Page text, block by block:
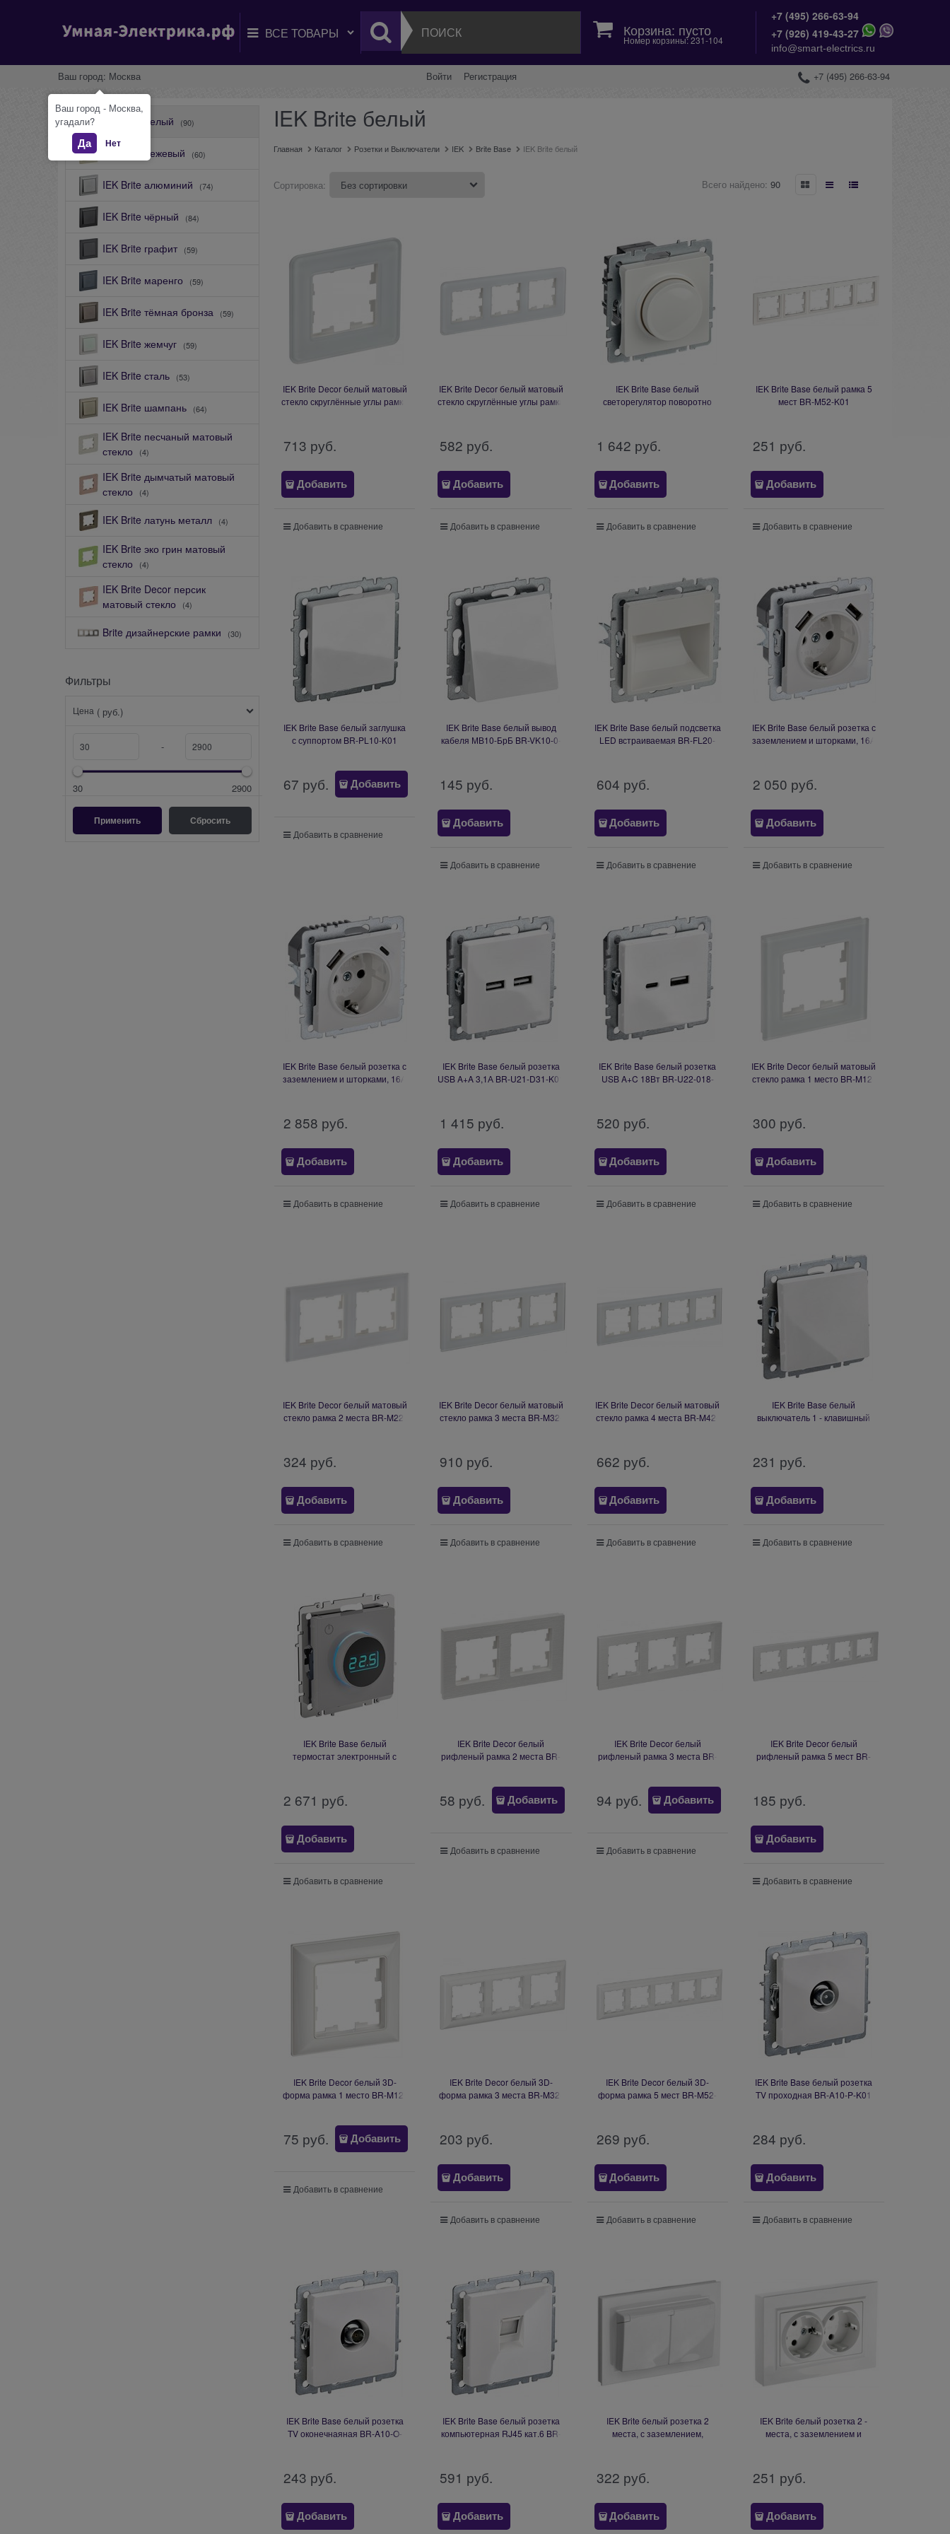
Корзина: пусто
Номер корзины: 231-104
+7 (495) 266-63-94
+7 (926) 419-43-27
info@smart-electrics.ru
Ваш город: Москва Войти Регистрация +7 (495) 266-63-94
IEK Brite белый (90)
IEK Brite бежевый (60)
IEK Brite алюминий (74)
IEK Brite чёрный (84)
IEK Brite графит (59)
IEK Brite маренго (59)
IEK Brite тёмная бронза (59)
IEK Brite жемчуг (59)
IEK Brite сталь (53)
IEK Brite шампань (64)
IEK Brite песчаный матовый
стекло
(4)
IEK Brite дымчатый матовый
стекло
(4)
IEK Brite латунь металл (4)
IEK Brite эко грин матовый
стекло
(4)
IEK Brite Decor персик
матовый стекло
(4)
Brite дизайнерские рамки (30)
Фильтры
Цена ( руб.)
-
30 2900
IEK Brite белый
Главная Каталог Розетки и Выключатели IEK Brite Base IEK Brite белый
Сортировка: Всего найдено: 90
IEK Brite Decor белый матовый
стекло скруглённые углы рамка
713 руб.
Добавить
Добавить в сравнение
IEK Brite Decor белый матовый
стекло скруглённые углы рамка
582 руб.
Добавить
Добавить в сравнение
IEK Brite Base белый
светорегулятор поворотно
1 642 руб.
Добавить
Добавить в сравнение
IEK Brite Base белый рамка 5
мест BR-M52-K01
251 руб.
Добавить
Добавить в сравнение
IEK Brite Base белый заглушка
с суппортом BR-PL10-K01
67 руб. Добавить
Добавить в сравнение
IEK Brite Base белый вывод
кабеля МВ10-БрБ BR-VK10-0-
145 руб.
Добавить
Добавить в сравнение
IEK Brite Base белый подсветка
LED встраиваемая BR-FL20-
604 руб.
Добавить
Добавить в сравнение
IEK Brite Base белый розетка с
заземлением и шторками, 16А
2 050 руб.
Добавить
Добавить в сравнение
IEK Brite Base белый розетка с
заземлением и шторками, 16А
2 858 руб.
Добавить
Добавить в сравнение
IEK Brite Base белый розетка
USB A+A 3,1А BR-U21-D31-K01
1 415 руб.
Добавить
Добавить в сравнение
IEK Brite Base белый розетка
USB A+C 18Вт BR-U22-018-
520 руб.
Добавить
Добавить в сравнение
IEK Brite Decor белый матовый
стекло рамка 1 место BR-M12-
300 руб.
Добавить
Добавить в сравнение
IEK Brite Decor белый матовый
стекло рамка 2 места BR-M22-
324 руб.
Добавить
Добавить в сравнение
IEK Brite Decor белый матовый
стекло рамка 3 места BR-M32-
910 руб.
Добавить
Добавить в сравнение
IEK Brite Decor белый матовый
стекло рамка 4 места BR-M42-
662 руб.
Добавить
Добавить в сравнение
IEK Brite Base белый
выключатель 1 - клавишный
231 руб.
Добавить
Добавить в сравнение
IEK Brite Base белый
термостат электронный с
2 671 руб.
Добавить
Добавить в сравнение
IEK Brite Decor белый
рифленый рамка 2 места BR-
58 руб. Добавить
Добавить в сравнение
IEK Brite Decor белый
рифленый рамка 3 места BR-
94 руб. Добавить
Добавить в сравнение
IEK Brite Decor белый
рифленый рамка 5 мест BR-
185 руб.
Добавить
Добавить в сравнение
IEK Brite Decor белый 3D-
форма рамка 1 место BR-M12-
75 руб. Добавить
Добавить в сравнение
IEK Brite Decor белый 3D-
форма рамка 3 места BR-M32-
203 руб.
Добавить
Добавить в сравнение
IEK Brite Decor белый 3D-
форма рамка 5 мест BR-M52-
269 руб.
Добавить
Добавить в сравнение
IEK Brite Base белый розетка
TV проходная BR-A10-P-K01
284 руб.
Добавить
Добавить в сравнение
IEK Brite Base белый розетка
TV оконечнаяная BR-A10-O-
243 руб.
Добавить
IEK Brite Base белый розетка
компьютерная RJ45 кат.6 BR-
591 руб.
Добавить
IEK Brite белый розетка 2
места, с заземлением,
322 руб.
Добавить
IEK Brite белый розетка 2 -
места, с заземлением и
251 руб.
Добавить
Ваш город - Москва,
угадали?
Да Нет